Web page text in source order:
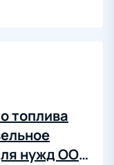
топлива
нужд ООО